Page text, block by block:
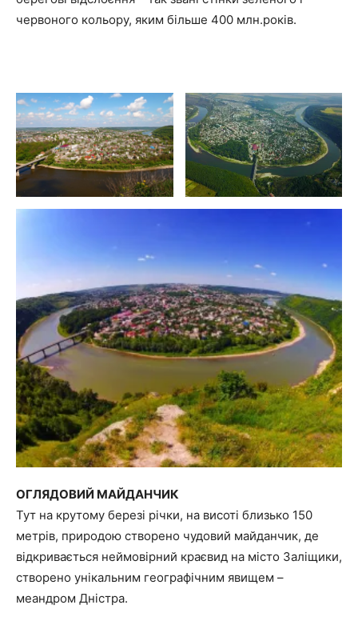
червоного кольору, яким більше 400 млн.років.
ОГЛЯДОВИЙ МАЙДАНЧИК
Тут на крутому березі річки, на висоті близько 150
метрів, природою створено чудовий майданчик, де
відкривається неймовірний краєвид на місто Заліщики,
створено унікальним географічним явищем –
меандром Дністра.